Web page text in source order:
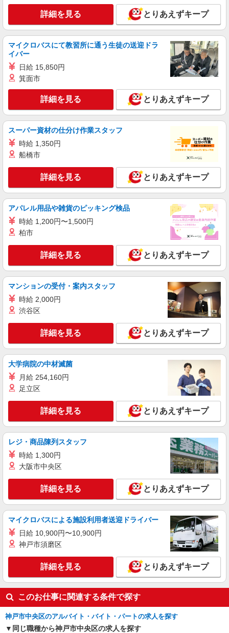
見守りメインでのんびり作業♪三ノ宮駅のシニ
アマンション
時給1500円〜2125円 ＜日払い有/週払い有/交
通費全支給(ガソリン代含む)＞
神戸市中央区内 最寄り駅：三ノ宮
詳細を見る
株式会社kotrio /●KB-H-2020543
神戸三宮駅＊高級シニアマンションでのサポー
ト職員＊.・：゜
時給1450円〜2187円 ＜日払い有/週払い有/交
神戸市中央区 マイカー通勤OK
キープ 詳細を見る
アルバイト パート
訪問介護事業所 ソラストポートアイランド/2880000010-010
ホームヘルパー（訪問介護員）（身体専任）
時給2,180円〜2,640円（経験・能力等による）
＜給与補足＞★6:00〜8:00、18:00〜20:00時給
UP！ 時給2,509円〜 ★日曜日はさらにUP！ 時給
2,640円〜
兵庫県神戸市中央区港島中町4-1-1
詳細を見る
派遣社員
（株）ウィルオブ・ワークCW 神戸支店/ms280101
高齢者向け住宅staff
時給1450円 ◆前払い・日払い・週払いOK
詳細を見る
株式会社kotrio /●KB-H-1848774
【面接なし】日払いでお給料即GETのデイサ
ービス＊神戸三宮駅
時給1550円〜2187円 ＜日払い有/週払い有/交
神戸市中央区 マイカー通勤OK
キープ 詳細を見る
派遣社員
（株）ウィルオブ・ワークCW 神戸支店/ms280101
時給1350円 ◆前払い・日払い・週払いOK
兵庫県神戸市中央区
キープ
詳細を見る とりあえずキープ
マイクロバスにて教習所に通う生徒の送迎ドラ
イバー
日給 15,850円
箕面市
詳細を見る とりあえずキープ
スーパー資材の仕分け作業スタッフ
時給 1,350円
船橋市
詳細を見る とりあえずキープ
アパレル用品や雑貨のピッキング検品
時給 1,200円〜1,500円
柏市
詳細を見る とりあえずキープ
マンションの受付・案内スタッフ
時給 2,000円
渋谷区
詳細を見る とりあえずキープ
大学病院の中材滅菌
月給 254,160円
足立区
詳細を見る とりあえずキープ
レジ・商品陳列スタッフ
時給 1,300円
大阪市中央区
詳細を見る とりあえずキープ
マイクロバスによる施設利用者送迎ドライバー
日給 10,900円〜10,900円
神戸市須磨区
詳細を見る とりあえずキープ
このお仕事に関連する条件で探す
神戸市中央区のアルバイト・バイト・パートの求人を探す
同じ職種から神戸市中央区の求人を探す